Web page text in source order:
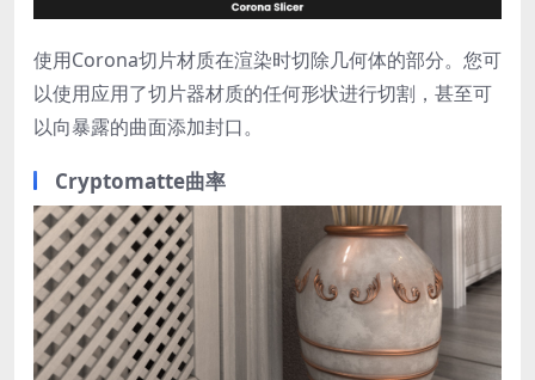
使用Corona切片材质在渲染时切除几何体的部分。您可
以使用应用了切片器材质的任何形状进行切割，甚至可
以向暴露的曲面添加封口。
Cryptomatte曲率